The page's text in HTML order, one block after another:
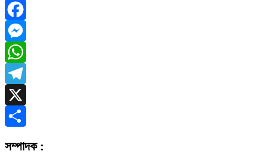
Facebook
Messenger
WhatsApp
Telegram
X
সম্পাদক :